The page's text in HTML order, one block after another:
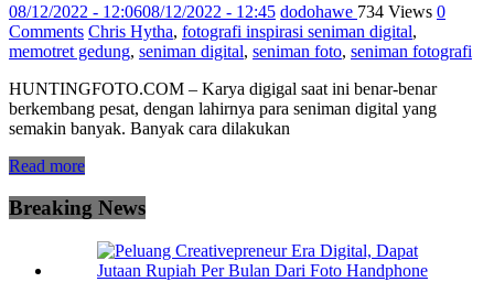
08/12/2022 - 12:0608/12/2022 - 12:45 dodohawe 734 Views 0
Comments Chris Hytha, fotografi inspirasi seniman digital,
memotret gedung, seniman digital, seniman foto, seniman fotografi
HUNTINGFOTO.COM – Karya digigal saat ini benar-benar
berkembang pesat, dengan lahirnya para seniman digital yang
semakin banyak. Banyak cara dilakukan
Read more
Breaking News